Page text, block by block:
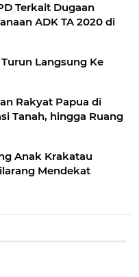
Terkait Dugaan
ADK TA 2020 di
Langsung Ke
Rakyat Papua di
Tanah, hingga Ruang
Anak Krakatau
Mendekat